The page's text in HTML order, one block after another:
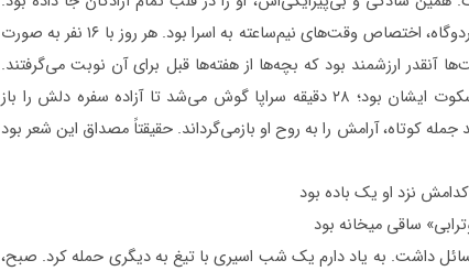
یکی از برنامه‌های ثابت ایشان در اردوگاه، اختصاص وقت‌های نیم‌ساعته به اسرا بود. هر روز با ۱۶ نفر به صورت
ارزشمند بود که بچه‌ها از هفته‌ها قبل برای آن نوبت می‌گرفتند.
ویژگی شگفت‌انگیز این جلسات، سکوت ایشان بود؛ ۲۸ دقیقه سراپا گوش می‌شد تا آزاده سفره دلش را باز
جمله کوتاه، آرامش را به روح او بازمی‌گرداند. حقیقتاً مصداق این شعر بود
نزد او یک باده بود
ساقی میخانه بود
داشت. به یاد دارم یک شب اسیری با تیغ به دیگری حمله کرد. صبح،